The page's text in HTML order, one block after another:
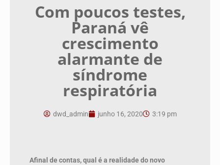
Com poucos testes,
Paraná vê
crescimento
alarmante de
síndrome
respiratória
dwd_admin junho 16, 2020 3:19 pm
Afinal de contas, qual é a realidade do novo